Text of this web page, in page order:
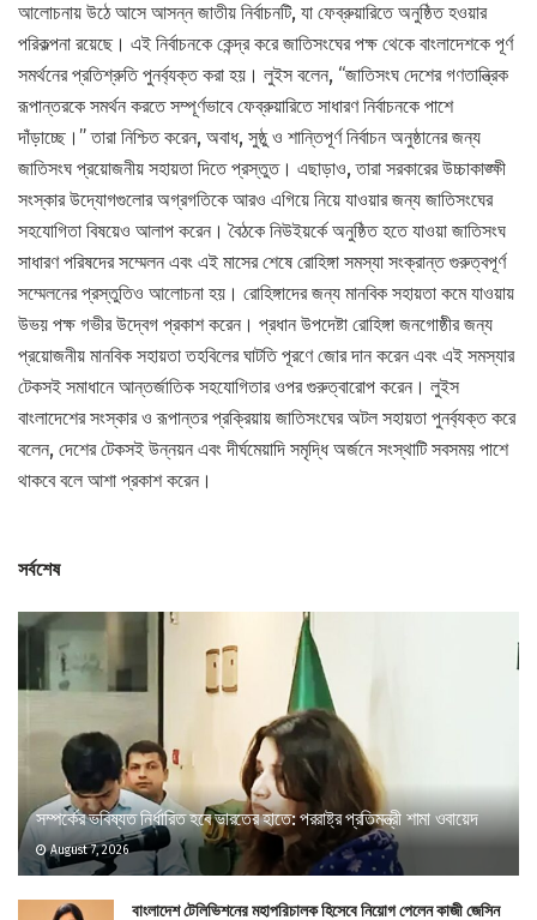
আলোচনায় উঠে আসে আসন্ন জাতীয় নির্বাচনটি, যা ফেব্রুয়ারিতে অনুষ্ঠিত হওয়ার
পরিকল্পনা রয়েছে। এই নির্বাচনকে কেন্দ্র করে জাতিসংঘের পক্ষ থেকে বাংলাদেশকে পূর্ণ
সমর্থনের প্রতিশ্রুতি পুনর্ব্যক্ত করা হয়। লুইস বলেন, “জাতিসংঘ দেশের গণতান্ত্রিক
রূপান্তরকে সমর্থন করতে সম্পূর্ণভাবে ফেব্রুয়ারিতে সাধারণ নির্বাচনকে পাশে
দাঁড়াচ্ছে।” তারা নিশ্চিত করেন, অবাধ, সুষ্ঠু ও শান্তিপূর্ণ নির্বাচন অনুষ্ঠানের জন্য
জাতিসংঘ প্রয়োজনীয় সহায়তা দিতে প্রস্তুত। এছাড়াও, তারা সরকারের উচ্চাকাঙ্ক্ষী
সংস্কার উদ্যোগগুলোর অগ্রগতিকে আরও এগিয়ে নিয়ে যাওয়ার জন্য জাতিসংঘের
সহযোগিতা বিষয়েও আলাপ করেন। বৈঠকে নিউইয়র্কে অনুষ্ঠিত হতে যাওয়া জাতিসংঘ
সাধারণ পরিষদের সম্মেলন এবং এই মাসের শেষে রোহিঙ্গা সমস্যা সংক্রান্ত গুরুত্বপূর্ণ
সম্মেলনের প্রস্তুতিও আলোচনা হয়। রোহিঙ্গাদের জন্য মানবিক সহায়তা কমে যাওয়ায়
উভয় পক্ষ গভীর উদ্বেগ প্রকাশ করেন। প্রধান উপদেষ্টা রোহিঙ্গা জনগোষ্ঠীর জন্য
প্রয়োজনীয় মানবিক সহায়তা তহবিলের ঘাটতি পূরণে জোর দান করেন এবং এই সমস্যার
টেকসই সমাধানে আন্তর্জাতিক সহযোগিতার ওপর গুরুত্বারোপ করেন। লুইস
বাংলাদেশের সংস্কার ও রূপান্তর প্রক্রিয়ায় জাতিসংঘের অটল সহায়তা পুনর্ব্যক্ত করে
বলেন, দেশের টেকসই উন্নয়ন এবং দীর্ঘমেয়াদি সমৃদ্ধি অর্জনে সংস্থাটি সবসময় পাশে
থাকবে বলে আশা প্রকাশ করেন।
সর্বশেষ
সম্পর্কের ভবিষ্যত নির্ধারিত হবে ভারতের হাতে: পররাষ্ট্র প্রতিমন্ত্রী শামা ওবায়েদ
August 7, 2026
বাংলাদেশ টেলিভিশনের মহাপরিচালক হিসেবে নিয়োগ পেলেন কাজী জেসিন